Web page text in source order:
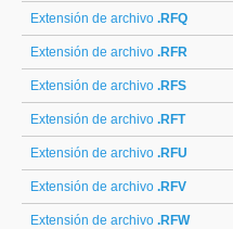
Extensión de archivo .RFQ
Extensión de archivo .RFR
Extensión de archivo .RFS
Extensión de archivo .RFT
Extensión de archivo .RFU
Extensión de archivo .RFV
Extensión de archivo .RFW